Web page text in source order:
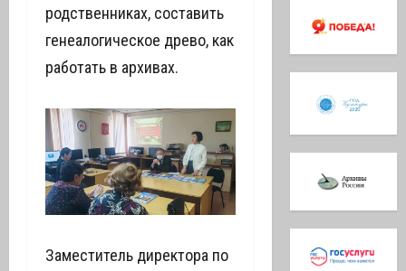
родственниках, составить
генеалогическое древо, как
работать в архивах.
Заместитель директора по